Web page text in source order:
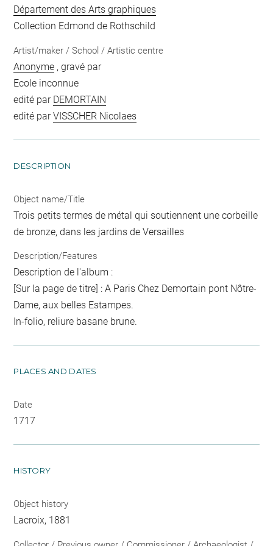
Département des Arts graphiques
Collection Edmond de Rothschild
Artist/maker / School / Artistic centre
Anonyme , gravé par
Ecole inconnue
edité par DEMORTAIN
edité parVISSCHER Nicolaes
DESCRIPTION
Object name/Title
Trois petits termes de métal qui soutiennent une corbeille
de bronze, dans les jardins de Versailles
Description/Features
Description de l'album :
[Sur la page de titre] : A Paris Chez Demortain pont Nôtre-
Dame, aux belles Estampes.
In-folio, reliure basane brune.
PLACES AND DATES
Date
1717
HISTORY
Object history
Lacroix, 1881